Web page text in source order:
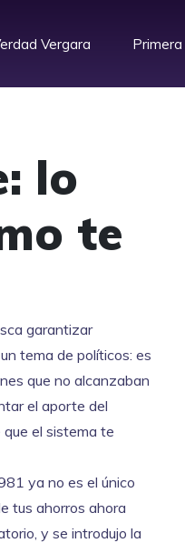
Vergara
lo
te
garantizar
tema de políticos: es
que no alcanzaban
el aporte del
el sistema te
ya no es el único
tus ahorros ahora
y se introdujo la